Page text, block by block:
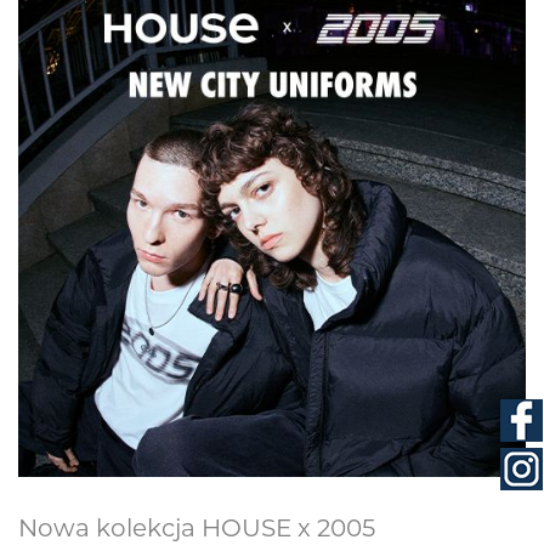
Nowa kolekcja HOUSE x 2005